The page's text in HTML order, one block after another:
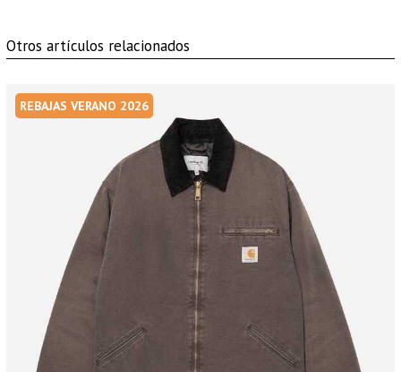
Otros artículos relacionados
REBAJAS VERANO 2026